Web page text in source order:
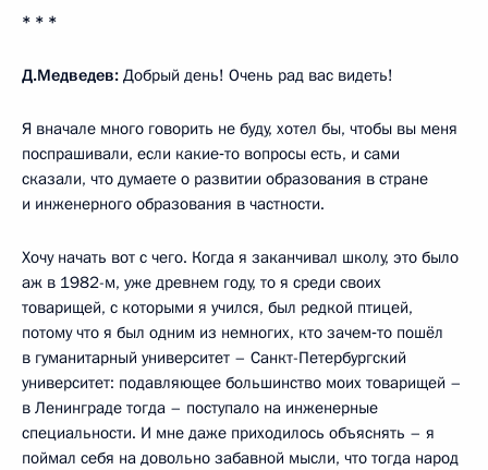
* * *
Д.Медведев: Добрый день! Очень рад вас видеть!
Я вначале много говорить не буду, хотел бы, чтобы вы меня
поспрашивали, если какие‑то вопросы есть, и сами
сказали, что думаете о развитии образования в стране
и инженерного образования в частности.
Хочу начать вот с чего. Когда я заканчивал школу, это было
аж в 1982-м, уже древнем году, то я среди своих
товарищей, с которыми я учился, был редкой птицей,
потому что я был одним из немногих, кто зачем‑то пошёл
в гуманитарный университет – Санкт-Петербургский
университет: подавляющее большинство моих товарищей –
в Ленинграде тогда – поступало на инженерные
специальности. И мне даже приходилось объяснять – я
поймал себя на довольно забавной мысли, что тогда народ